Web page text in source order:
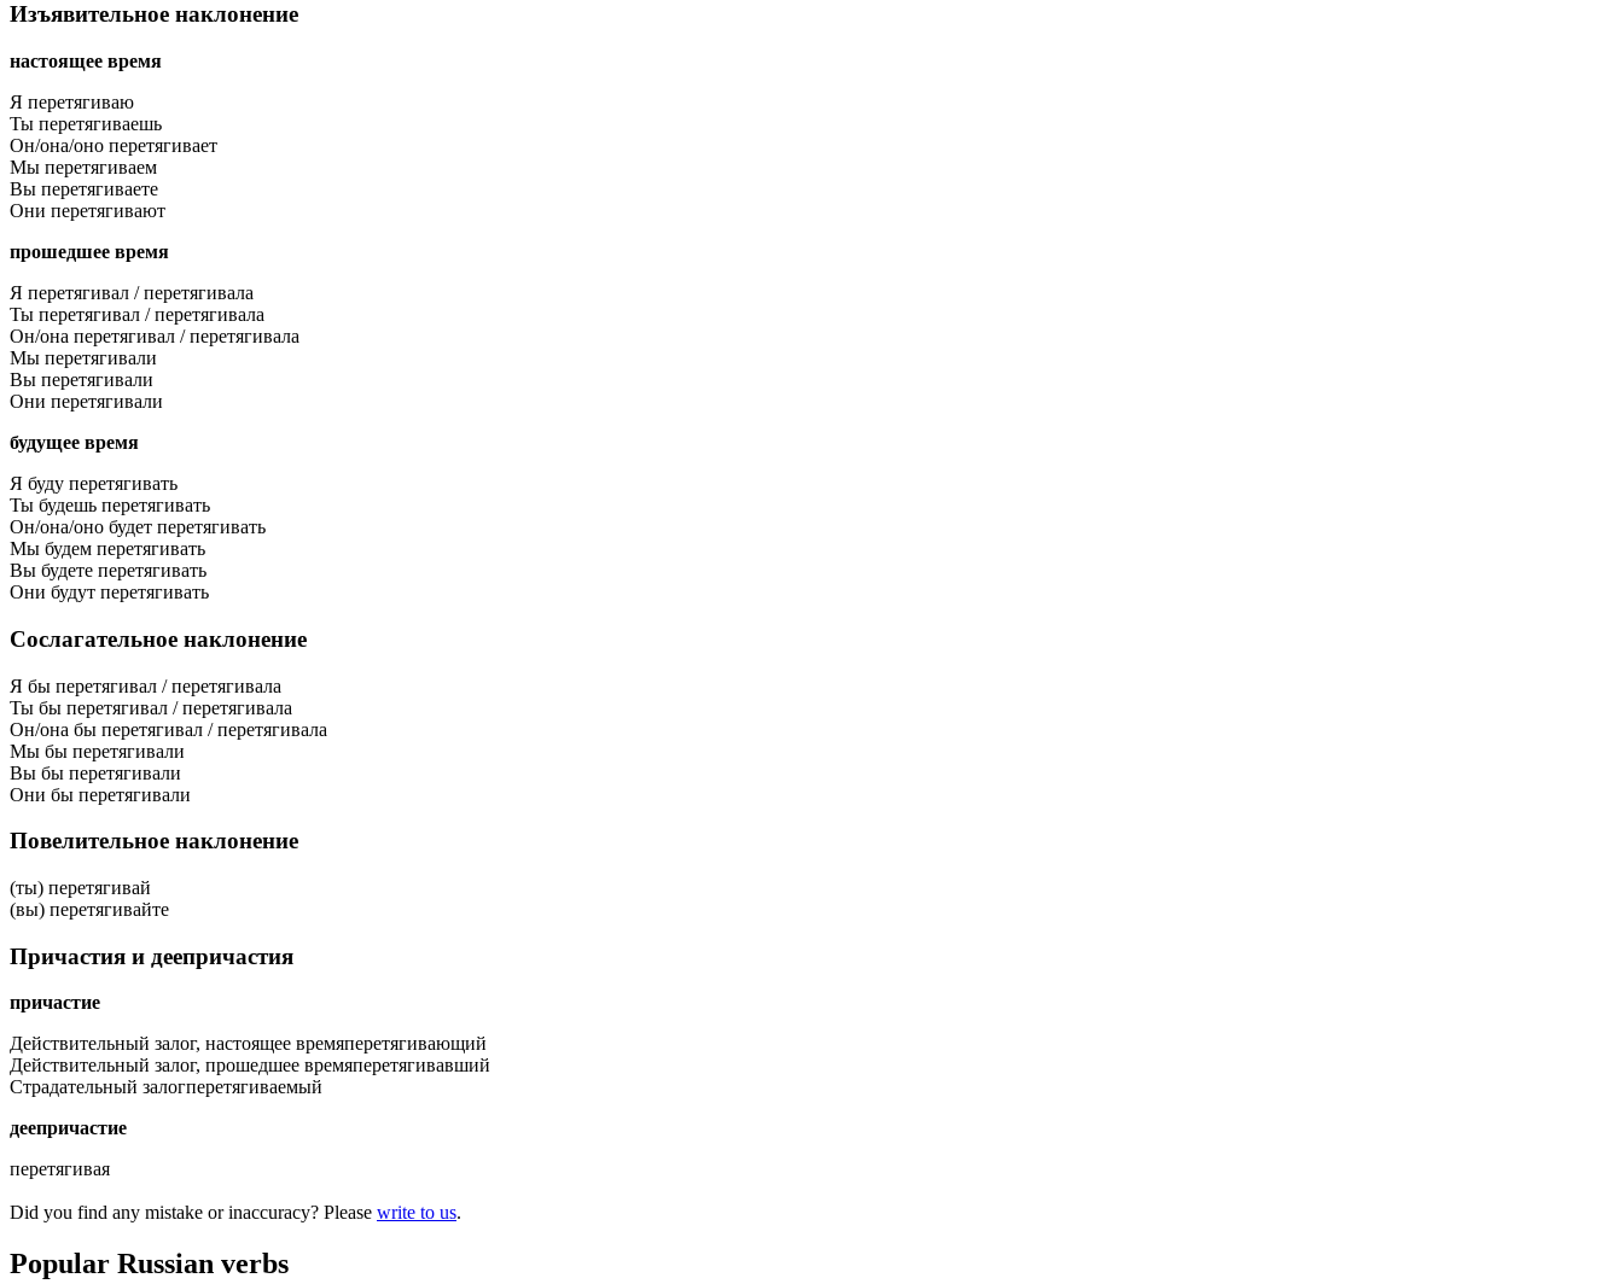
Изъявительное наклонение
настоящее время
Я перетягиваю
Ты перетягиваешь
Он/она/оно перетягивает
Мы перетягиваем
Вы перетягиваете
Они перетягивают
прошедшее время
Я перетягивал / перетягивала
Ты перетягивал / перетягивала
Он/она перетягивал / перетягивала
Мы перетягивали
Вы перетягивали
Они перетягивали
будущее время
Я буду перетягивать
Ты будешь перетягивать
Он/она/оно будет перетягивать
Мы будем перетягивать
Вы будете перетягивать
Они будут перетягивать
Сослагательное наклонение
Я бы перетягивал / перетягивала
Ты бы перетягивал / перетягивала
Он/она бы перетягивал / перетягивала
Мы бы перетягивали
Вы бы перетягивали
Они бы перетягивали
Повелительное наклонение
(ты) перетягивай
(вы) перетягивайте
Причастия и деепричастия
причастие
Действительный залог, настоящее времяперетягивающий
Действительный залог, прошедшее времяперетягивавший
Страдательный залогперетягиваемый
деепричастие
перетягивая
Did you find any mistake or inaccuracy? Please write to us.
Popular Russian verbs